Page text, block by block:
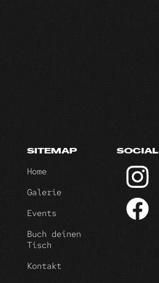
SITEMAP
Home
Galerie
Events
Buch deinen
Tisch
Kontakt
SOCIAL